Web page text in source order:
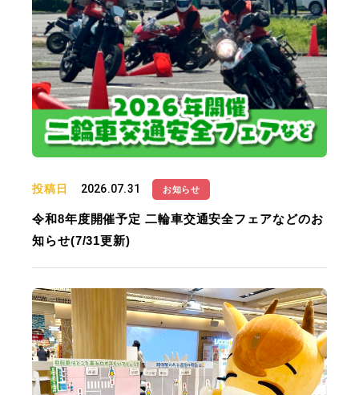
投稿日 2026.07.31 お知らせ
令和8年度開催予定 二輪車交通安全フェアなどのお
知らせ(7/31更新)